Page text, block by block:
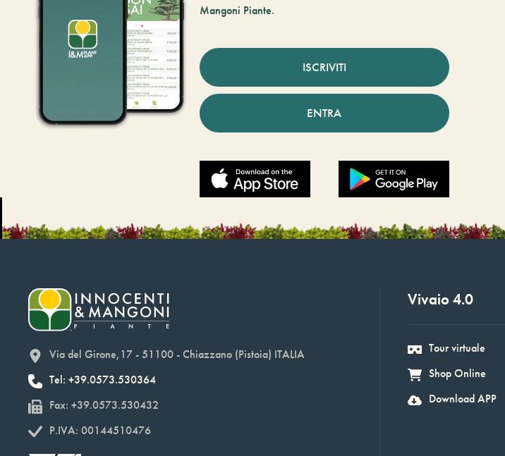
Mangoni Piante.
ISCRIVITI
ENTRA
Via del Girone,17 - 51100 - Chiazzano (Pistoia) ITALIA
Tel: +39.0573.530364
Fax: +39.0573.530432
P.IVA: 00144510476
Vivaio 4.0
Tour virtuale
Shop Online
Download APP